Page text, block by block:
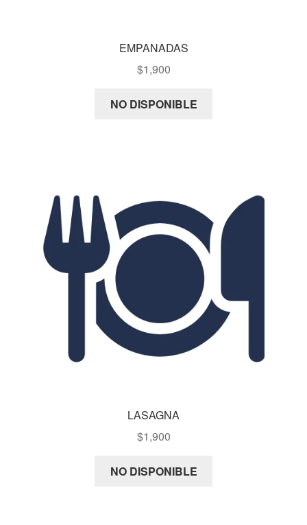
EMPANADAS
$1,900
NO DISPONIBLE
LASAGNA
$1,900
NO DISPONIBLE